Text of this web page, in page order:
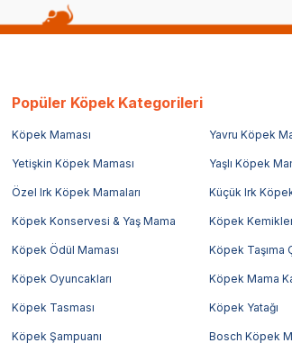
Popüler Köpek Kategorileri
Köpek Maması Yavru Köpek
Yetişkin Köpek Maması Yaşlı Köpek
Özel Irk Köpek Mamaları Küçük Irk
Köpek Konservesi & Yaş Mama Köpek
Köpek Ödül Maması Köpek Taşıma
Köpek Oyuncakları Köpek Mama
Köpek Tasması Köpek Yatağı
Köpek Şampuanı Bosch Köpek